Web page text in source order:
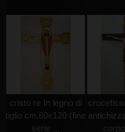
cristo re In legno di
tiglio cm.60x120 (fine
serie ...